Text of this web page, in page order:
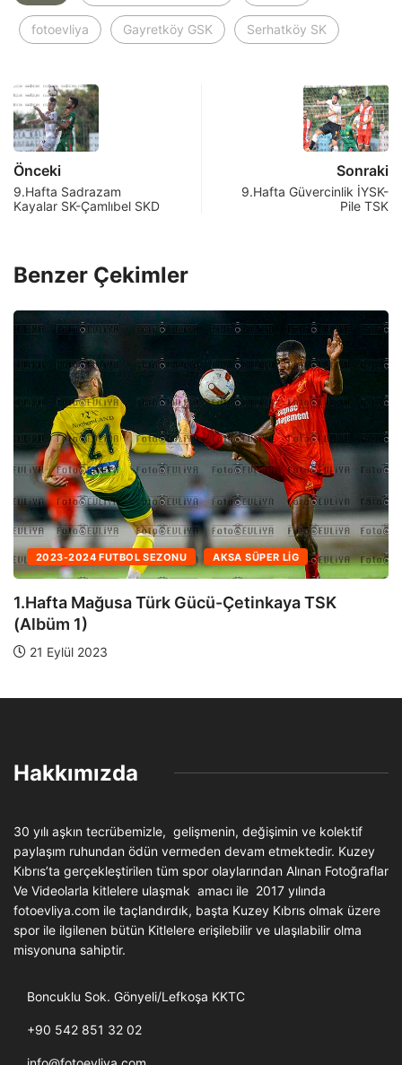
fotoevliya Gayretköy GSK Serhatköy SK
Önceki
9.Hafta Sadrazam
Kayalar SK-Çamlıbel SKD
Sonraki
9.Hafta Güvercinlik İYSK-
Pile TSK
Benzer Çekimler
FUTBOL SEZONU AKSA SÜPER LIG
Türk Gücü-Çetinkaya TSK
2024-
28.Hafta
Hakkımızda
30 yılı aşkın tecrübemizle, gelişmenin, değişimin ve kolektif
paylaşım ruhundan ödün vermeden devam etmektedir. Kuzey
Kıbrıs’ta gerçekleştirilen tüm spor olaylarından Alınan Fotoğraflar
Ve Videolarla kitlelere ulaşmak amacı ile 2017 yılında
fotoevliya.com ile taçlandırdık, başta Kuzey Kıbrıs olmak üzere
spor ile ilgilenen bütün Kitlelere erişilebilir ve ulaşılabilir olma
misyonuna sahiptir.
Boncuklu Sok. Gönyeli/Lefkoşa KKTC
+90 542 851 32 02